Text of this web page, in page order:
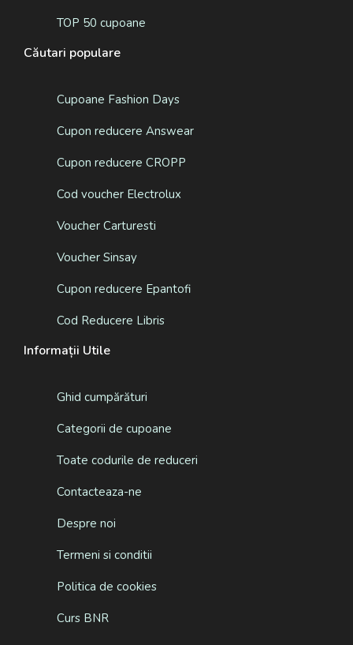
TOP 50 cupoane
Căutari populare
Cupoane Fashion Days
Cupon reducere Answear
Cupon reducere CROPP
Cod voucher Electrolux
Voucher Carturesti
Voucher Sinsay
Cupon reducere Epantofi
Cod Reducere Libris
Informații Utile
Ghid cumpărături
Categorii de cupoane
Toate codurile de reduceri
Contacteaza-ne
Despre noi
Termeni si conditii
Politica de cookies
Curs BNR